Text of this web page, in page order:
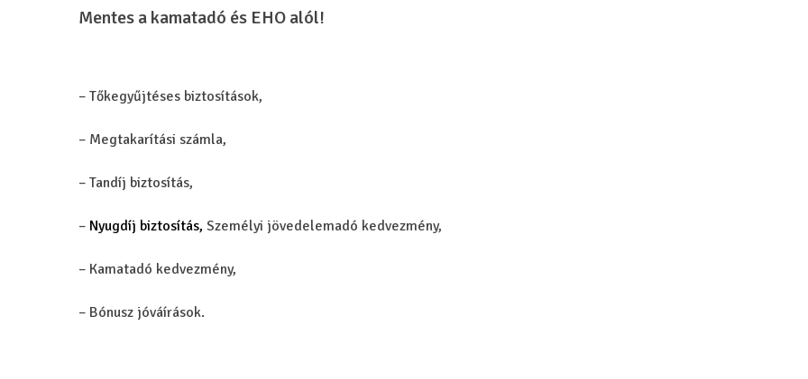
Mentes a kamatadó és EHO alól!
– Tőkegyűjtéses biztosítások,
– Megtakarítási számla,
– Tandíj biztosítás,
– Nyugdíj biztosítás, Személyi jövedelemadó kedvezmény,
– Kamatadó kedvezmény,
– Bónusz jóváírások.